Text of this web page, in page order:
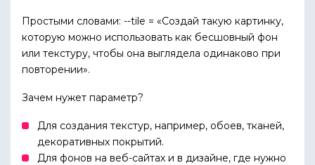
Простыми словами: --tile = «Создай такую картинку,
которую можно использовать как бесшовный фон
или текстуру, чтобы она выглядела одинаково при
повторении».
Зачем нужет параметр?
Для создания текстур, например, обоев, тканей,
декоративных покрытий.
Для фонов на веб-сайтах и в дизайне, где нужно